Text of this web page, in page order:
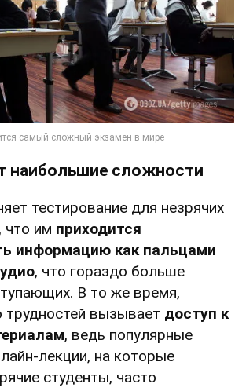
наибольшие сложности
тестирование для незрячих
что им приходится
информацию как пальцами
, что гораздо больше
В то же время,
трудностей вызывает доступ к
, ведь популярные
лекции, на которые
студенты, часто